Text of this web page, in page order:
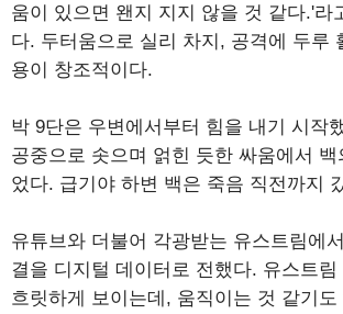
움이 있으면 왠지 지지 않을 것 같다.'라
다. 두터움으로 실리 차지, 공격에 두루
용이 창조적이다.
박 9단은 우변에서부터 힘을 내기 시작
공중으로 솟으며 얽힌 듯한 싸움에서 백
었다. 급기야 하변 백은 죽음 직전까지
유튜브와 더불어 각광받는 유스트림에
결을 디지털 데이터로 전했다. 유스트
흐릿하게 보이는데, 움직이는 것 같기